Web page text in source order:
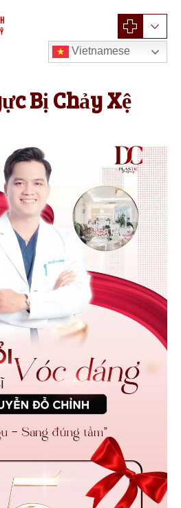
Vietnamese
Bị Chảy Xệ